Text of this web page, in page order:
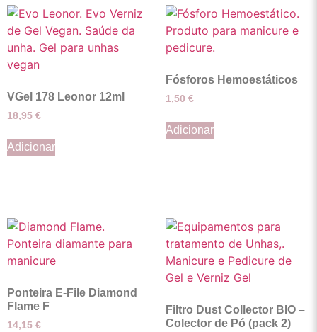
VGel 178 Leonor 12ml
18,95 €
Adicionar
Fósforos Hemoestáticos
1,50 €
Adicionar
Ponteira E-File Diamond
Flame F
14,15 €
Filtro Dust Collector BIO –
Colector de Pó (pack 2)